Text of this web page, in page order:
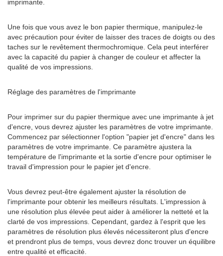
imprimante.
Une fois que vous avez le bon papier thermique, manipulez-le
avec précaution pour éviter de laisser des traces de doigts ou des
taches sur le revêtement thermochromique. Cela peut interférer
avec la capacité du papier à changer de couleur et affecter la
qualité de vos impressions.
Réglage des paramètres de l'imprimante
Pour imprimer sur du papier thermique avec une imprimante à jet
d'encre, vous devrez ajuster les paramètres de votre imprimante.
Commencez par sélectionner l'option "papier jet d'encre" dans les
paramètres de votre imprimante. Ce paramètre ajustera la
température de l'imprimante et la sortie d'encre pour optimiser le
travail d'impression pour le papier jet d'encre.
Vous devrez peut-être également ajuster la résolution de
l'imprimante pour obtenir les meilleurs résultats. L'impression à
une résolution plus élevée peut aider à améliorer la netteté et la
clarté de vos impressions. Cependant, gardez à l'esprit que les
paramètres de résolution plus élevés nécessiteront plus d'encre
et prendront plus de temps, vous devrez donc trouver un équilibre
entre qualité et efficacité.